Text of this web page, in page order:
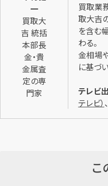
一
買取大
吉 統括
本部長
金・貴
金属査
定の専
門家
買取業
取大吉
を含む
わる。
金相場
に基づ
テレビ
テレビ）
こ